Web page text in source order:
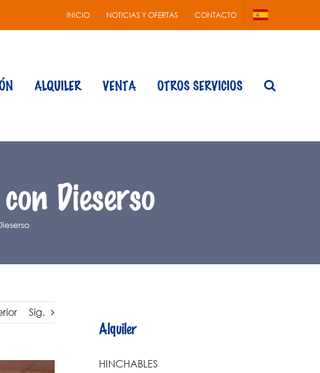
INICIO NOTICIAS Y OFERTAS CONTACTO
ALQUILER VENTA OTROS SERVICIOS
Dieserso
Sig.
Alquiler
HINCHABLES